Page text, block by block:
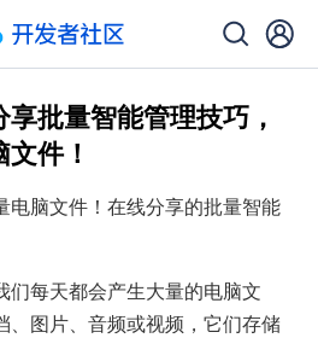
批量智能管理技巧，
件！
电脑文件！在线分享的批量智能
们每天都会产生大量的电脑文
、图片、音频或视频，它们存储